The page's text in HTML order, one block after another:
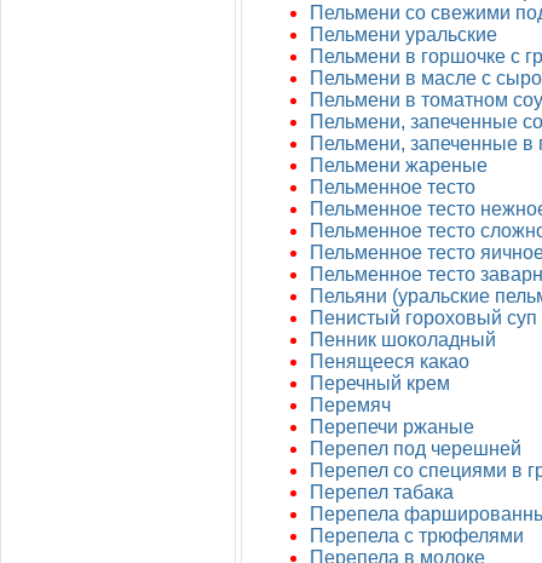
Пельмени со свежими
Пельмени уральские
Пельмени в горшочке с
Пельмени в масле с
Пельмени в томатном
Пельмени, запеченные
Пельмени, запеченные в
Пельмени жареные
Пельменное тесто
Пельменное тесто
Пельменное тесто
Пельменное тесто
Пельменное тесто
Пельяни (уральские
Пенистый гороховый суп
Пенник шоколадный
Пенящееся какао
Перечный крем
Перемяч
Перепечи ржаные
Перепел под черешней
Перепел со специями в
Перепел табака
Перепела
Перепела с трюфелями
Перепела в молоке